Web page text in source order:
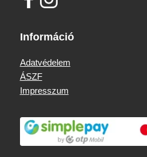
Információ
Adatvédelem
ÁSZF
Impresszum